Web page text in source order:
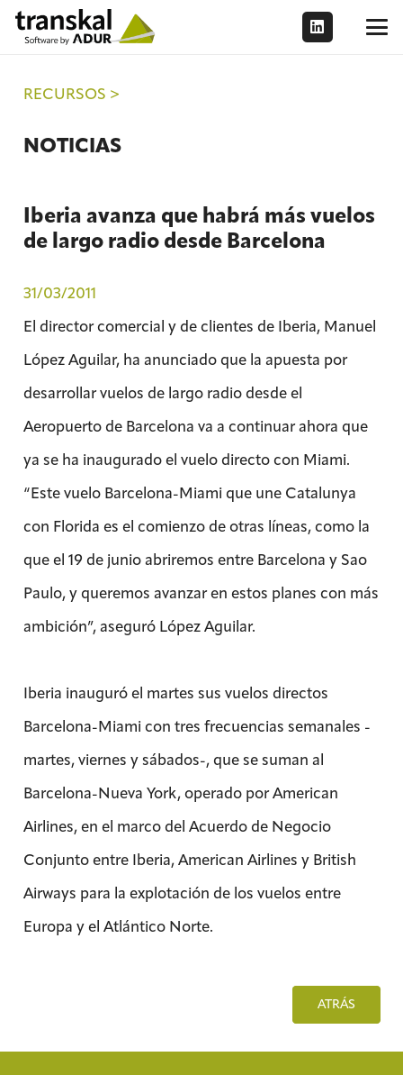
RECURSOS >
NOTICIAS
Iberia avanza que habrá más vuelos
de largo radio desde Barcelona
31/03/2011
El director comercial y de clientes de Iberia, Manuel
López Aguilar, ha anunciado que la apuesta por
desarrollar vuelos de largo radio desde el
Aeropuerto de Barcelona va a continuar ahora que
ya se ha inaugurado el vuelo directo con Miami.
“Este vuelo Barcelona-Miami que une Catalunya
con Florida es el comienzo de otras líneas, como la
que el 19 de junio abriremos entre Barcelona y Sao
Paulo, y queremos avanzar en estos planes con más
ambición”, aseguró López Aguilar.
Iberia inauguró el martes sus vuelos directos
Barcelona-Miami con tres frecuencias semanales -
martes, viernes y sábados-, que se suman al
Barcelona-Nueva York, operado por American
Airlines, en el marco del Acuerdo de Negocio
Conjunto entre Iberia, American Airlines y British
Airways para la explotación de los vuelos entre
Europa y el Atlántico Norte.
ATRÁS